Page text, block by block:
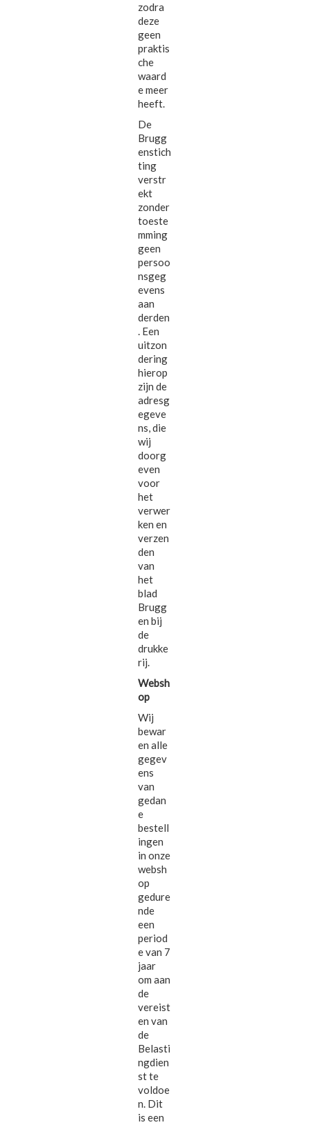
zodra
deze
geen
praktis
che
waard
e meer
heeft.
De
Brugg
enstich
ting
verstr
ekt
zonder
toeste
mming
geen
persoo
nsgeg
evens
aan
derden
. Een
uitzon
dering
hierop
zijn de
adresg
egeve
ns, die
wij
doorg
even
voor
het
verwer
ken en
verzen
den
van
het
blad
Brugg
en bij
de
drukke
rij.
Websh
op
Wij
bewar
en alle
gegev
ens
van
gedan
e
bestell
ingen
in onze
websh
op
gedure
nde
een
period
e van 7
jaar
om aan
de
vereist
en van
de
Belasti
ngdien
st te
voldoe
n. Dit
is een